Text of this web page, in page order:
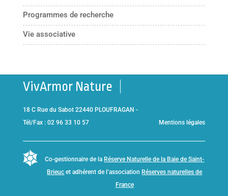
Programmes de recherche
Vie associative
VivArmor Nature
18 C Rue du Sabot 22440 PLOUFRAGAN -
Tél/Fax : 02 96 33 10 57
Mentions légales
Co-gestionnaire de la Réserve Naturelle de la Baie de Saint-
Brieuc et adhérent de l’association Réserves naturelles de
France